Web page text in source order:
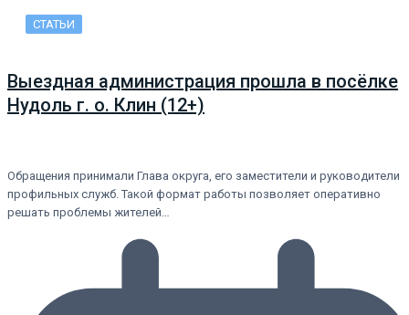
СТАТЬИ
Выездная администрация прошла в посёлке
Нудоль г. о. Клин (12+)
Обращения принимали Глава округа, его заместители и руководители
профильных служб. Такой формат работы позволяет оперативно
решать проблемы жителей…